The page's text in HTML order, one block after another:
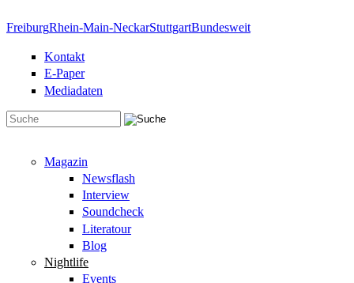
FreiburgRhein-Main-NeckarStuttgartBundesweit
Kontakt
E-Paper
Mediadaten
Magazin
Newsflash
Interview
Soundcheck
Literatour
Blog
Nightlife
Events